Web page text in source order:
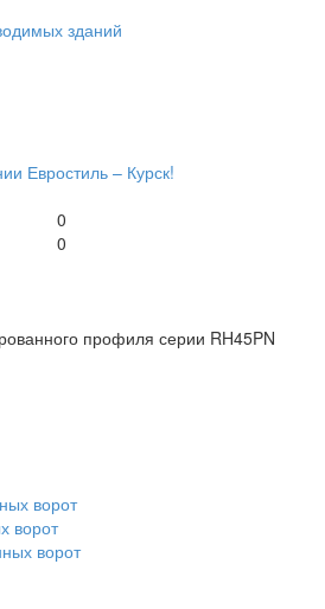
зданий
Евростиль – Курск!
0
0
профиля серии RH45PN
ворот
ворот
ворот